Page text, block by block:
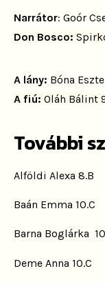
Narrátor: Goór
Don Bosco:
A lány: Bóna
A fiú: Oláh Bálint
További
Alföldi Alexa 8.B
Baán Emma 10.C
Barna Boglárka
Deme Anna 10.C